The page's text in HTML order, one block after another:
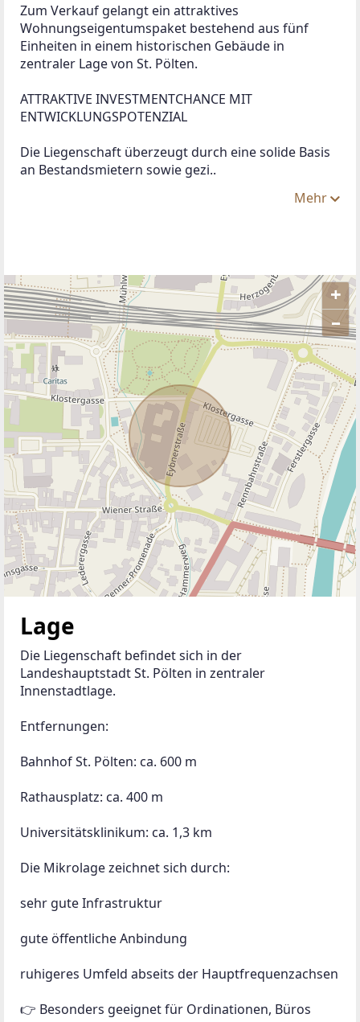
Zum Verkauf gelangt ein attraktives
Wohnungseigentumspaket bestehend aus fünf
Einheiten in einem historischen Gebäude in
zentraler Lage von St. Pölten.
ATTRAKTIVE INVESTMENTCHANCE MIT
ENTWICKLUNGSPOTENZIAL
Die Liegenschaft überzeugt durch eine solide Basis
an Bestandsmietern sowie gezi..
Mehr
+
–
ANBIETER KONTAKTIEREN
Lage
Die Liegenschaft befindet sich in der
Landeshauptstadt St. Pölten in zentraler
Innenstadtlage.
Entfernungen:
Bahnhof St. Pölten: ca. 600 m
Rathausplatz: ca. 400 m
Universitätsklinikum: ca. 1,3 km
Die Mikrolage zeichnet sich durch:
sehr gute Infrastruktur
gute öffentliche Anbindung
ruhigeres Umfeld abseits der Hauptfrequenzachsen
👉 Besonders geeignet für Ordinationen, Büros